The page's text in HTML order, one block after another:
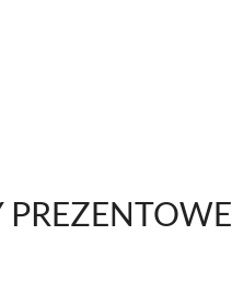
PREZENTOWE